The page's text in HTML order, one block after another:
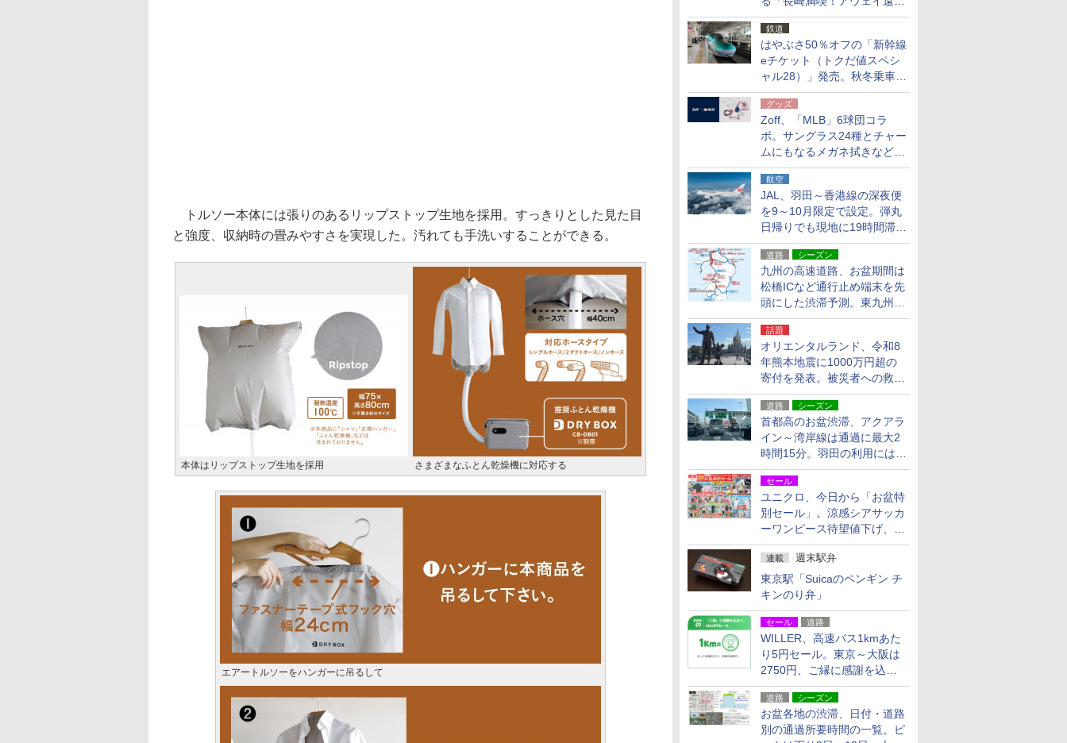
応援キャンペーン」
鉄道
はやぶさ50％オフの「新幹線
eチケット（トクだ値スペシ
ャル28）」発売。秋冬乗車
分、えきねっと限定
グッズ
Zoff、「MLB」6球団コラ
ボ。サングラス24種とチャー
ムにもなるメガネ拭きなど雑
貨24種
航空
JAL、羽田～香港線の深夜便
を9～10月限定で設定。弾丸
日帰りでも現地に19時間滞在
できる
道路 シーズン
九州の高速道路、お盆期間は
松橋ICなど通行止め端末を先
頭にした渋滞予測。東九州道
への迂回は料金調整を実施
話題
オリエンタルランド、令和8
年熊本地震に1000万円超の
寄付を発表。被災者への救援
活動・復旧支援
道路 シーズン
首都高のお盆渋滞、アクアラ
イン～湾岸線は通過に最大2
時間15分。羽田の利用には
「空港西出口」の利用検討を
セール
ユニクロ、今日から「お盆特
別セール」。涼感シアサッカ
ーワンピース待望値下げ、撥
水ギアショーツは1990円に
連載 週末駅弁
東京駅「Suicaのペンギン チ
キンのり弁」
セール 道路
WILLER、高速バス1kmあた
り5円セール。東京～大阪は
2750円、ご縁に感謝を込め
た20周年記念キャンペーン
道路 シーズン
お盆各地の渋滞、日付・道路
別の通過所要時間の一覧。ピ
トルソー本体には張りのあるリップストップ生地を採用。すっきりとした見た目
と強度、収納時の畳みやすさを実現した。汚れても手洗いすることができる。
本体はリップストップ生地を採用 さまざまなふとん乾燥機に対応する
エアートルソーをハンガーに吊るして